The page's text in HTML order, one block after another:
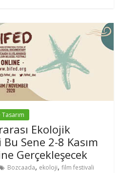
Tasarım
Ekolojik
Sene 2-8 Kasım
Gerçekleşecek
Bozcaada, ekoloji,film festivali